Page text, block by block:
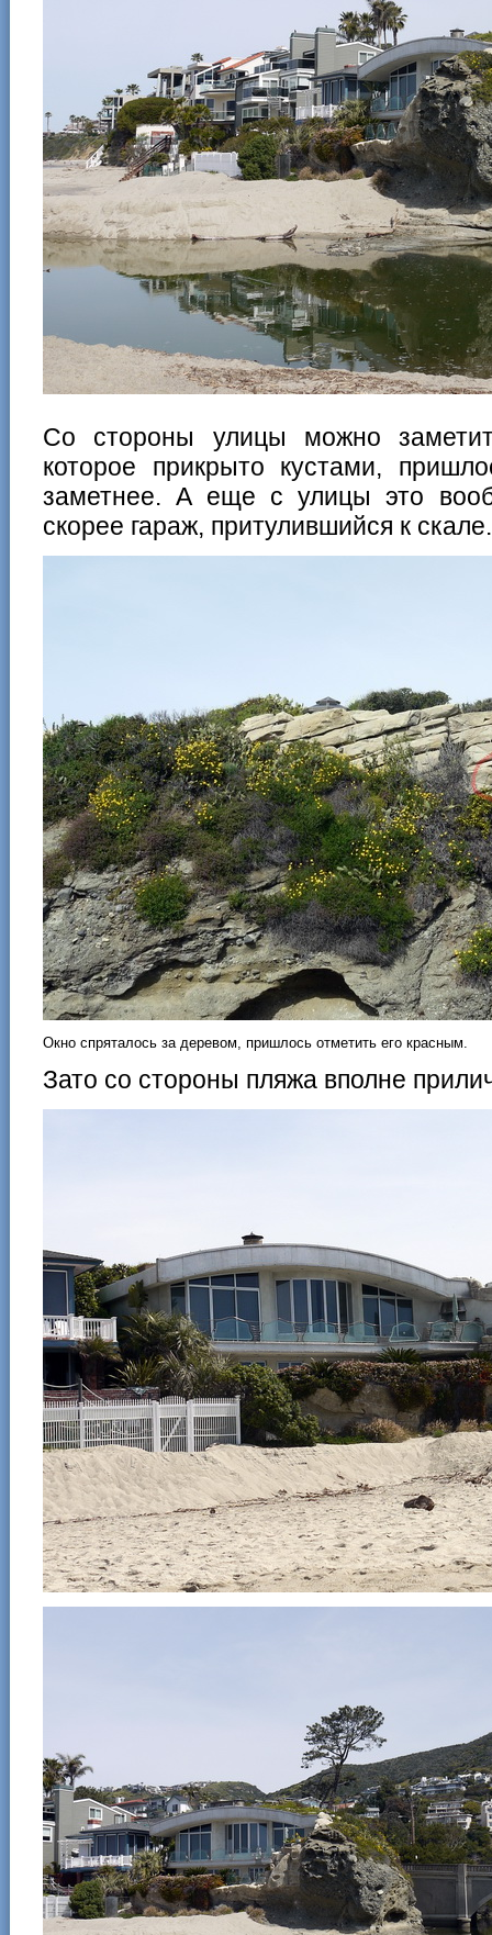
Со стороны улицы можно
которое прикрыто кустами,
заметнее. А еще с улицы это
скорее гараж, притулившийся к скале.
Окно спряталось за деревом, пришлось отметить его красным.
Зато со стороны пляжа вполне